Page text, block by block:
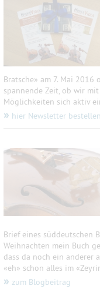
Bratsche» am 7. Mai
spannende Zeit, ob wir
Möglichkeiten sich aktiv
» hier Newsletter bestellen
Brief eines süddeutschen
Weihnachten mein Buch
dass da noch ein anderer
«eh» schon alles im
» zum Blogbeitrag